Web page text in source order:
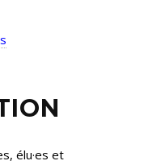
élu·es et